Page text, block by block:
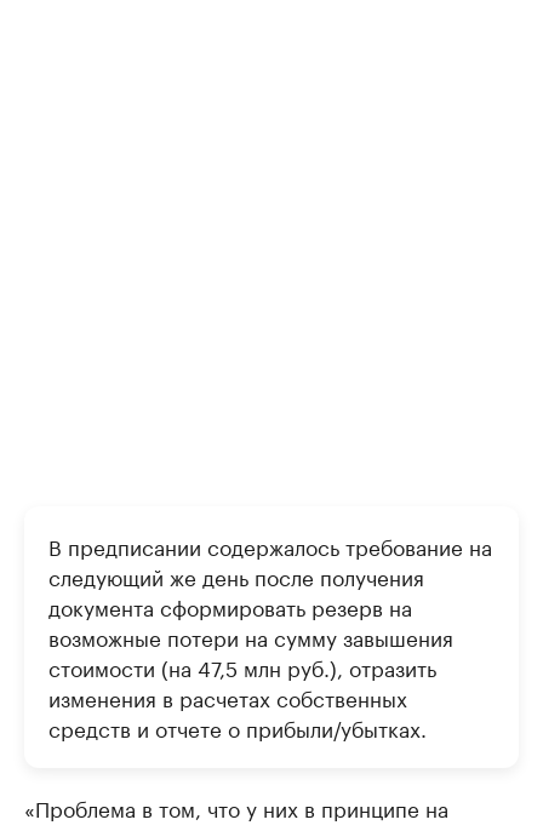
В предписании содержалось требование на
следующий же день после получения
документа сформировать резерв на
возможные потери на сумму завышения
стоимости (на 47,5 млн руб.), отразить
изменения в расчетах собственных
средств и отчете о прибыли/убытках.
«Проблема в том, что у них в принципе на